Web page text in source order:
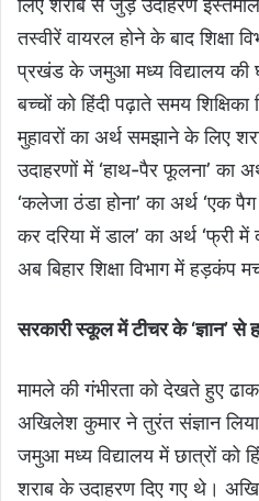
तस्वीरें वायरल होने के बाद शिक्षा
प्रखंड के जमुआ मध्य विद्यालय की
बच्चों को हिंदी पढ़ाते समय शिक्षिका
मुहावरों का अर्थ समझाने के लिए
उदाहरणों में ‘हाथ-पैर फूलना’ का
‘कलेजा ठंडा होना’ का अर्थ ‘एक
कर दरिया में डाल’ का अर्थ ‘फ्री में
अब बिहार शिक्षा विभाग में हड़कंप
सरकारी स्कूल में टीचर के ‘ज्ञान’ से
मामले की गंभीरता को देखते हुए
अखिलेश कुमार ने तुरंत संज्ञान
जमुआ मध्य विद्यालय में छात्रों को
शराब के उदाहरण दिए गए थे।